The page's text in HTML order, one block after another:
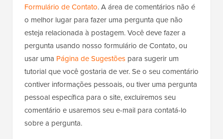
Formulário de Contato. A área de comentários não é
o melhor lugar para fazer uma pergunta que não
esteja relacionada à postagem. Você deve fazer a
pergunta usando nosso formulário de Contato, ou
usar uma Página de Sugestões para sugerir um
tutorial que você gostaria de ver. Se o seu comentário
contiver informações pessoais, ou tiver uma pergunta
pessoal específica para o site, excluiremos seu
comentário e usaremos seu e-mail para contatá-lo
sobre a pergunta.